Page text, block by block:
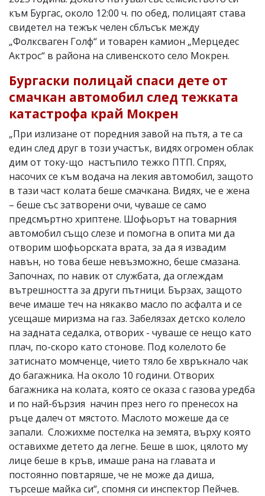
към Бургас, около 12:00 ч. по обед, полицаят става
свидетел на тежък челен сблъсък между
„Фолксваген Голф“ и товарен камион „Мерцедес
Актрос“ в района на сливенското село Мокрен.
Бургаски полицай спаси дете от
смачкан автомобил след тежката
катастрофа край Мокрен
„При излизане от поредния завой на пътя, а те са
един след друг в този участък, видях огромен облак
дим от току-що настъпило тежко ПТП. Спрях,
насочих се към водача на лекия автомобил, защото
в тази част колата беше смачкана. Видях, че е жена
– беше със затворени очи, чуваше се само
предсмъртно хриптене. Шофьорът на товарния
автомобил също слезе и помогна в опита ми да
отворим шофьорската врата, за да я извадим
навън, но това беше невъзможно, беше смазана.
Започнах, по навик от службата, да оглеждам
вътрешността за други пътници. Бързах, защото
вече имаше теч на някакво масло по асфалта и се
усещаше миризма на газ. Забелязах детско колело
на задната седалка, отворих - чуваше се нещо като
плач, по-скоро като стонове. Под колелото бе
затиснато момченце, чието тяло бе хвръкнало чак
до багажника. На около 10 години. Отворих
багажника на колата, която се оказа с газова уредба
и по най-бързия начин през него го пренесох на
ръце далеч от мястото. Маслото можеше да се
запали. Сложихме постелка на земята, върху която
оставихме детето да легне. Беше в шок, цялото му
лице беше в кръв, имаше рана на главата и
постоянно повтаряше, че не може да диша,
търсеше майка си“, спомня си инспектор Пейчев.